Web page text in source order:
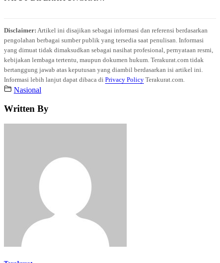
Disclaimer: Artikel ini disajikan sebagai informasi dan referensi berdasarkan
pengolahan berbagai sumber publik yang tersedia saat penulisan. Informasi
yang dimuat tidak dimaksudkan sebagai nasihat profesional, pernyataan resmi,
kebijakan lembaga tertentu, maupun dokumen hukum. Terakurat.com tidak
bertanggung jawab atas keputusan yang diambil berdasarkan isi artikel ini.
Informasi lebih lanjut dapat dibaca di Privacy Policy Terakurat.com.
Nasional
Written By